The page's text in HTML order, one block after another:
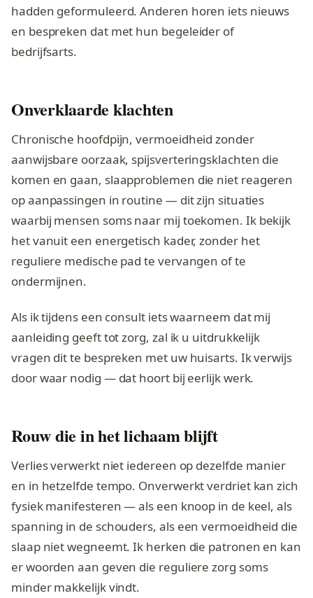
hadden geformuleerd. Anderen horen iets nieuws
en bespreken dat met hun begeleider of
bedrijfsarts.
Onverklaarde klachten
Chronische hoofdpijn, vermoeidheid zonder
aanwijsbare oorzaak, spijsverteringsklachten die
komen en gaan, slaapproblemen die niet reageren
op aanpassingen in routine — dit zijn situaties
waarbij mensen soms naar mij toekomen. Ik bekijk
het vanuit een energetisch kader, zonder het
reguliere medische pad te vervangen of te
ondermijnen.
Als ik tijdens een consult iets waarneem dat mij
aanleiding geeft tot zorg, zal ik u uitdrukkelijk
vragen dit te bespreken met uw huisarts. Ik verwijs
door waar nodig — dat hoort bij eerlijk werk.
Rouw die in het lichaam blijft
Verlies verwerkt niet iedereen op dezelfde manier
en in hetzelfde tempo. Onverwerkt verdriet kan zich
fysiek manifesteren — als een knoop in de keel, als
spanning in de schouders, als een vermoeidheid die
slaap niet wegneemt. Ik herken die patronen en kan
er woorden aan geven die reguliere zorg soms
minder makkelijk vindt.